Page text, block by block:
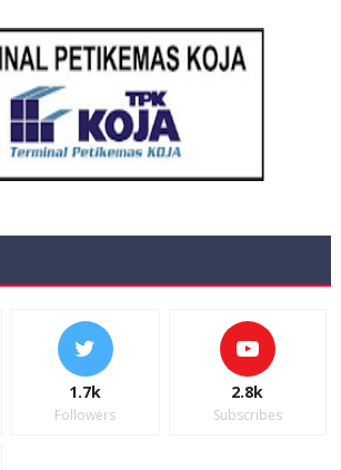
1.7k
Followers
2.8k
Subscribes